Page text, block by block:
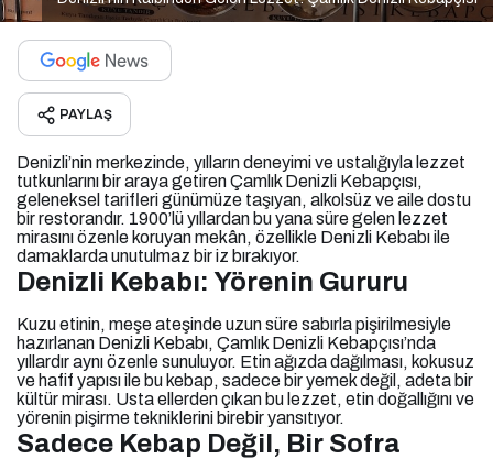
PAYLAŞ
Denizli’nin merkezinde, yılların deneyimi ve ustalığıyla lezzet
tutkunlarını bir araya getiren Çamlık Denizli Kebapçısı,
geleneksel tarifleri günümüze taşıyan, alkolsüz ve aile dostu
bir restorandır. 1900’lü yıllardan bu yana süre gelen lezzet
mirasını özenle koruyan mekân, özellikle Denizli Kebabı ile
damaklarda unutulmaz bir iz bırakıyor.
Denizli Kebabı: Yörenin Gururu
Kuzu etinin, meşe ateşinde uzun süre sabırla pişirilmesiyle
hazırlanan Denizli Kebabı, Çamlık Denizli Kebapçısı’nda
yıllardır aynı özenle sunuluyor. Etin ağızda dağılması, kokusuz
ve hafif yapısı ile bu kebap, sadece bir yemek değil, adeta bir
kültür mirası. Usta ellerden çıkan bu lezzet, etin doğallığını ve
yörenin pişirme tekniklerini birebir yansıtıyor.
Sadece Kebap Değil, Bir Sofra